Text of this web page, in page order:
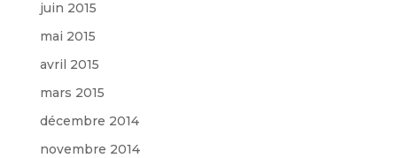
juin 2015
mai 2015
avril 2015
mars 2015
décembre 2014
novembre 2014